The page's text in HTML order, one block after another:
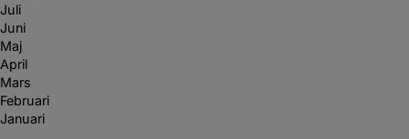
Juli
Juni
Maj
April
Mars
Februari
Januari